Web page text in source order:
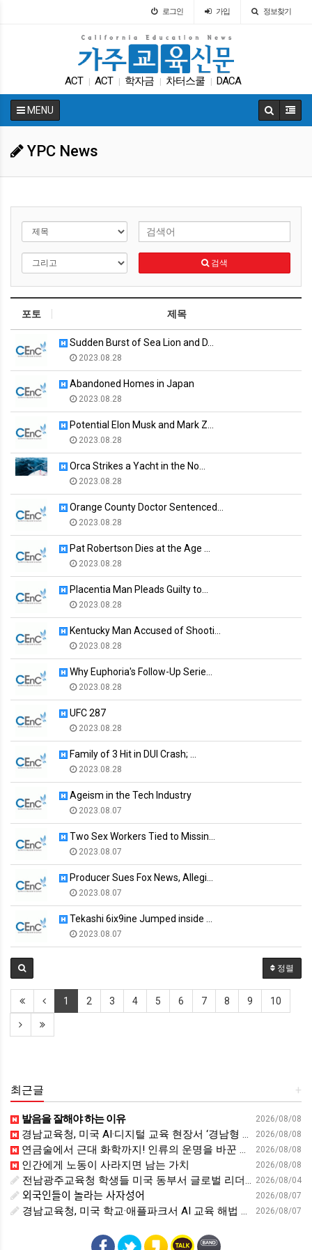
로그인 가입 정보찾기
ACT ACT 학자금 차터스쿨 DACA
| 매그닛 스쿨 대입 바이든 팝사 입학원서
MENU
YPC News
검색
포토 제목
Sudden Burst of Sea Lion and D…
2023.08.28
Abandoned Homes in Japan
2023.08.28
Potential Elon Musk and Mark Z…
2023.08.28
Orca Strikes a Yacht in the No…
2023.08.28
Orange County Doctor Sentenced…
2023.08.28
Pat Robertson Dies at the Age …
2023.08.28
Placentia Man Pleads Guilty to…
2023.08.28
Kentucky Man Accused of Shooti…
2023.08.28
Why Euphoria's Follow-Up Serie…
2023.08.28
UFC 287
2023.08.28
Family of 3 Hit in DUI Crash; …
2023.08.28
Ageism in the Tech Industry
2023.08.07
Two Sex Workers Tied to Missin…
2023.08.07
Producer Sues Fox News, Allegi…
2023.08.07
Tekashi 6ix9ine Jumped inside …
2023.08.07
정렬
1 2 3 4 5 6 7 8 9 10
+
최근글
2026/08/08
발음을 잘해야 하는 이유
2026/08/08
경남교육청, 미국 AI·디지털 교육 현장서 ‘경남형 해법’ 찾는다 - 뉴스프리존
2026/08/08
연금술에서 근대 화학까지! 인류의 운명을 바꾼 위대한 발견 : 생각하는 청소년을 위한 과학 시리즈 2부(feat.박문호 박사)
2026/08/08
인간에게 노동이 사라지면 남는 가치
2026/08/04
전남광주교육청 학생들 미국 동부서 글로벌 리더십 체험 - 전남인터넷신문
2026/08/07
외국인들이 놀라는 사자성어
2026/08/07
경남교육청, 미국 학교·애플파크서 AI 교육 해법 찾는다 - 스트레이트뉴스